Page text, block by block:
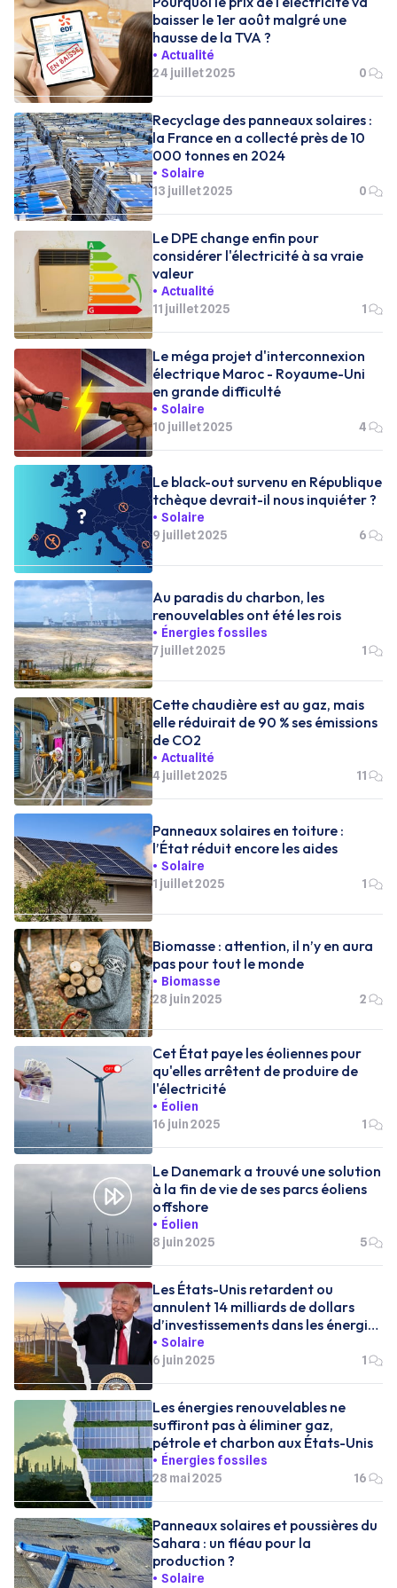
baisser le 1er août malgré une
hausse de la TVA ?
Actualité
24 juillet 2025
0
Recyclage des panneaux solaires :
la France en a collecté près de 10
000 tonnes en 2024
Solaire
13 juillet 2025
0
Le DPE change enfin pour
considérer l'électricité à sa vraie
valeur
Actualité
11 juillet 2025
1
Le méga projet d'interconnexion
électrique Maroc - Royaume-Uni
en grande difficulté
Solaire
10 juillet 2025
4
Le black-out survenu en République
tchèque devrait-il nous inquiéter ?
Solaire
9 juillet 2025
6
Au paradis du charbon, les
renouvelables ont été les rois
Énergies fossiles
7 juillet 2025
1
Cette chaudière est au gaz, mais
elle réduirait de 90 % ses émissions
de CO2
Actualité
4 juillet 2025
11
Panneaux solaires en toiture :
l’État réduit encore les aides
Solaire
1 juillet 2025
1
Biomasse : attention, il n’y en aura
pas pour tout le monde
Biomasse
28 juin 2025
2
Cet État paye les éoliennes pour
qu'elles arrêtent de produire de
l'électricité
Éolien
16 juin 2025
1
Le Danemark a trouvé une solution
à la fin de vie de ses parcs éoliens
offshore
Éolien
8 juin 2025
5
Les États-Unis retardent ou
annulent 14 milliards de dollars
d’investissements dans les énergies
propres et pourtant…
Solaire
6 juin 2025
1
Les énergies renouvelables ne
suffiront pas à éliminer gaz,
pétrole et charbon aux États-Unis
Énergies fossiles
28 mai 2025
16
Panneaux solaires et poussières du
Sahara : un fléau pour la
production ?
Solaire